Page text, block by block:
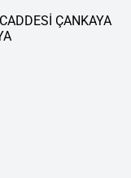
ÇANKAYA